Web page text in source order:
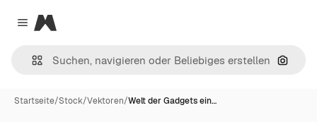
Close menu
Magnific
Nach
Startseite/Stock/Vektoren/Welt der Gadgets ein…